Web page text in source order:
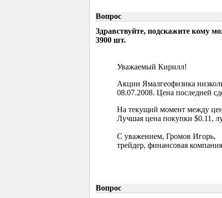
Вопрос
Здравствуйте, подскажите кому
3900 шт.
Уважаемый Кирилл!
Акции Ямалгеофизика
08.07.2008. Цена последней
На текущий момент между
Лучшая цена покупки $0.11,
С уважением, Громов Игорь,
трейдер, финансовая
Вопрос